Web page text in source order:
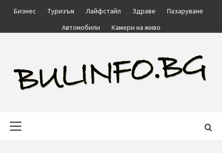
Бизнес Туризъм Лайфстайл Здраве
Пазаруване
Автомобили
Камери на живо